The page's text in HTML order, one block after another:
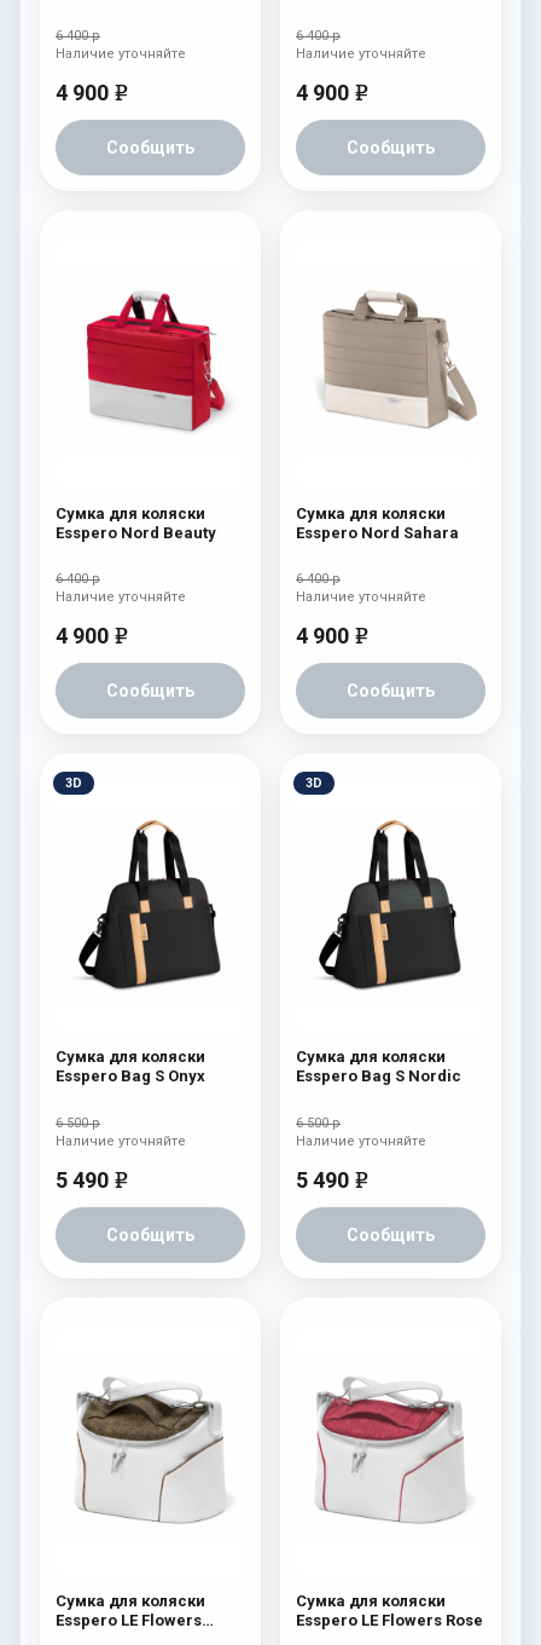
6 400 р
4 900 e
Сообщить
Наличие уточняйте
6 400 р
4 900 e
Сообщить
Наличие уточняйте
Сумка для коляски
Esspero Nord Beauty
6 400 р
4 900 e
Сообщить
Наличие уточняйте
Сумка для коляски
Esspero Nord Sahara
6 400 р
4 900 e
Сообщить
Наличие уточняйте
3D
Сумка для коляски
Esspero Bag S Onyx
6 500 р
5 490 e
Сообщить
Наличие уточняйте
3D
Сумка для коляски
Esspero Bag S Nordic
6 500 р
5 490 e
Сообщить
Наличие уточняйте
Сумка для коляски
Esspero LE Flowers
Сумка для коляски
Esspero LE Flowers Rose